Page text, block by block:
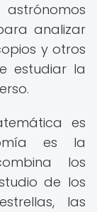
analizar
y otros
estudiar la
es
es la
los
de los
las